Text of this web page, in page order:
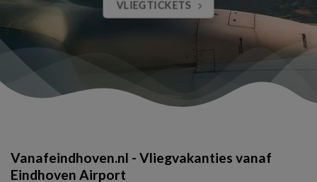
VLIEGTICKETS
Vanafeindhoven.nl - Vliegvakanties vanaf
Eindhoven Airport